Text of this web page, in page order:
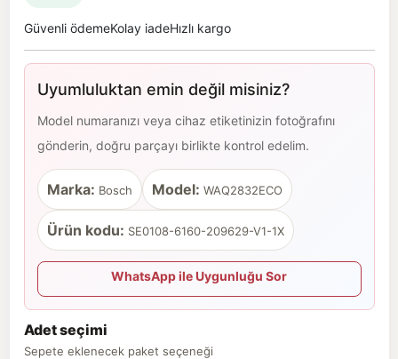
Güvenli ödemeKolay iadeHızlı kargo
Uyumluluktan emin değil misiniz?
Model numaranızı veya cihaz etiketinizin fotoğrafını
gönderin, doğru parçayı birlikte kontrol edelim.
Marka: Bosch Model: WAQ2832ECO
Ürün kodu: SE0108-6160-209629-V1-1X
WhatsApp ile Uygunluğu Sor
Adet seçimi
Sepete eklenecek paket seçeneği